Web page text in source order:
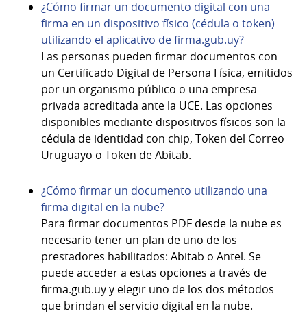
¿Cómo firmar un documento digital con una
firma en un dispositivo físico (cédula o token)
utilizando el aplicativo de firma.gub.uy?
Las personas pueden firmar documentos con
un Certificado Digital de Persona Física, emitidos
por un organismo público o una empresa
privada acreditada ante la UCE. Las opciones
disponibles mediante dispositivos físicos son la
cédula de identidad con chip, Token del Correo
Uruguayo o Token de Abitab.
¿Cómo firmar un documento utilizando una
firma digital en la nube?
Para firmar documentos PDF desde la nube es
necesario tener un plan de uno de los
prestadores habilitados: Abitab o Antel. Se
puede acceder a estas opciones a través de
firma.gub.uy y elegir uno de los dos métodos
que brindan el servicio digital en la nube.